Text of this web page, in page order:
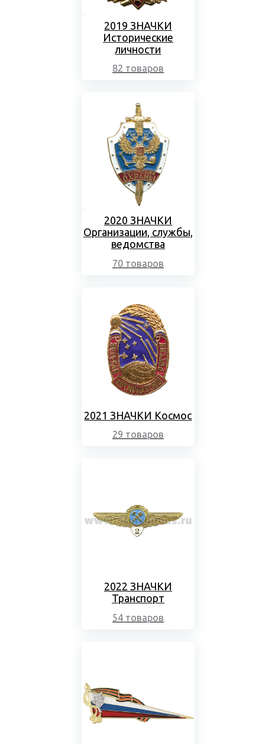
2019 ЗНАЧКИ
Исторические
личности
82 товаров
2020 ЗНАЧКИ
Организации, службы,
ведомства
70 товаров
2021 ЗНАЧКИ Космос
29 товаров
2022 ЗНАЧКИ
Транспорт
54 товаров